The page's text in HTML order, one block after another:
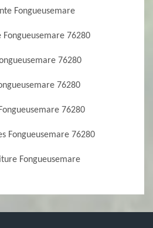
Fongueusemare
76280
76280
76280
76280
Fongueusemare 76280
Fongueusemare